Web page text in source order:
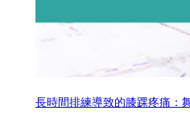
長時間排練導致的膝踝疼痛：